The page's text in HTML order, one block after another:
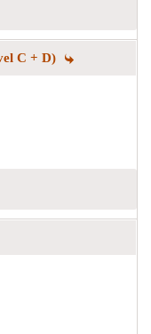
C + D)